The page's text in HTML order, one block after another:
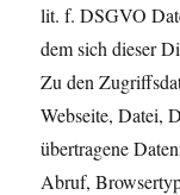
lit. f. DSGVO
dem sich dieser
Zu den
Webseite, Datei,
übertragene
Abruf,